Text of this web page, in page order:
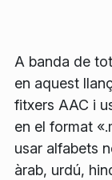
A banda de
en aquest
fitxers AAC i
en el format
usar alfabets
àrab, urdú,